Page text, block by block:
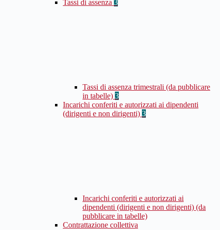
Tassi di assenza 3
Tassi di assenza trimestrali (da pubblicare
in tabelle) 3
Incarichi conferiti e autorizzati ai dipendenti
(dirigenti e non dirigenti) 3
Incarichi conferiti e autorizzati ai
dipendenti (dirigenti e non dirigenti) (da
pubblicare in tabelle)
Contrattazione collettiva